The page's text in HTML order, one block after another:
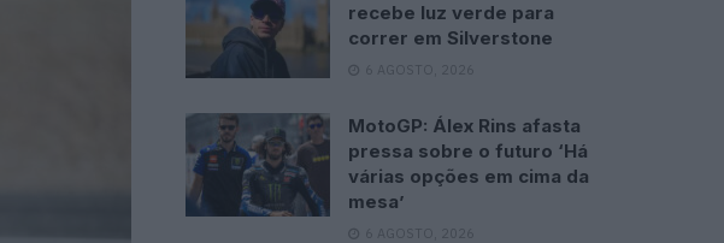
recebe luz verde para
correr em Silverstone
6 AGOSTO, 2026
MotoGP: Álex Rins afasta
pressa sobre o futuro ‘Há
várias opções em cima da
mesa’
6 AGOSTO, 2026